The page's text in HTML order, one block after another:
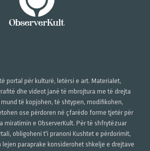
portal për kulturë, letërsi e art. Materialet,
dhe videot janë të mbrojtura me të drejta
të kopjohen, të shtypen, modifikohen,
ose përdoren në çfarëdo forme tjetër për
miratimin e ObserverKult. Për të shfrytëzuar
obligoheni t'i pranoni Kushtet e përdorimit,
paraprake konsiderohet shkelje e drejtave